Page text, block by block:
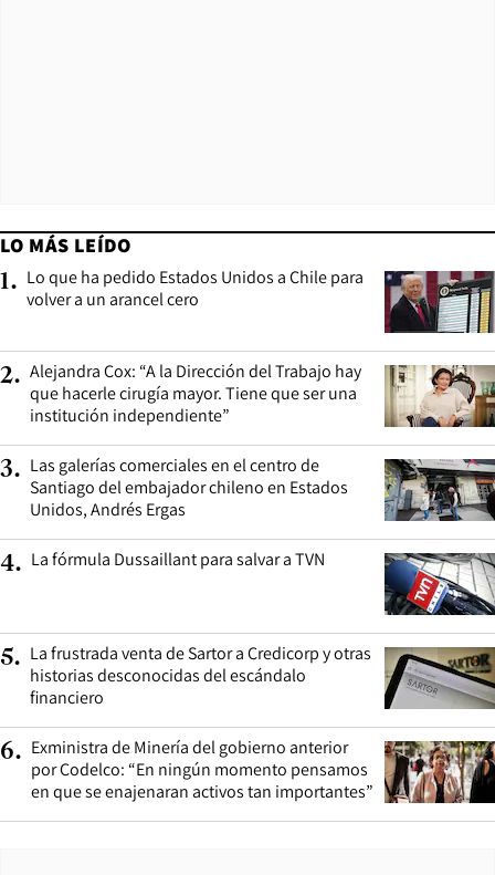
LO MÁS LEÍDO
1. Lo que ha pedido Estados Unidos a Chile para
volver a un arancel cero
2. Alejandra Cox: “A la Dirección del Trabajo hay
que hacerle cirugía mayor. Tiene que ser una
institución independiente”
3. Las galerías comerciales en el centro de
Santiago del embajador chileno en Estados
Unidos, Andrés Ergas
4. La fórmula Dussaillant para salvar a TVN
5. La frustrada venta de Sartor a Credicorp y otras
historias desconocidas del escándalo
financiero
6. Exministra de Minería del gobierno anterior
por Codelco: “En ningún momento pensamos
en que se enajenaran activos tan importantes”